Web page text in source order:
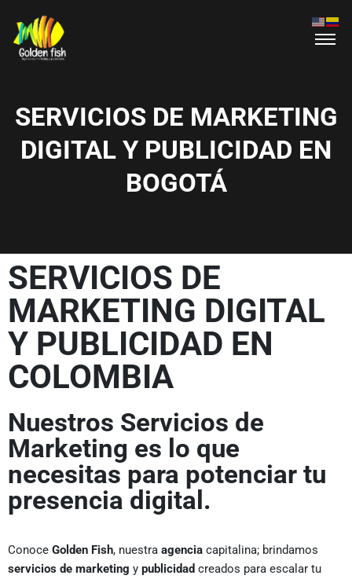
SERVICIOS DE MARKETING
DIGITAL Y PUBLICIDAD EN
BOGOTÁ
SERVICIOS DE
MARKETING DIGITAL
Y PUBLICIDAD EN
COLOMBIA
Nuestros Servicios de
Marketing es lo que
necesitas para potenciar tu
presencia digital.
Conoce Golden Fish, nuestra agencia capitalina; brindamos
servicios de marketing y publicidad creados para escalar tu